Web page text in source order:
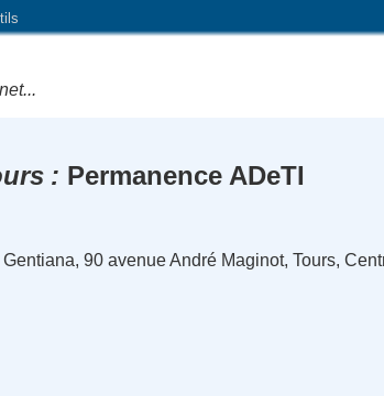
Permanence ADeTI
90 avenue André Maginot, Tours,